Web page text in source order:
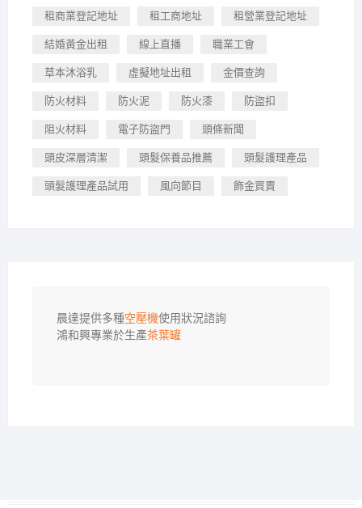
租商業登記地址 租工商地址 租營業登記地址
結婚黃金出租 線上直播 職業工會
草本沐浴乳 虛擬地址出租 金價查詢
防火材料 防火泥 防火漆 防盜扣
阻火材料 電子防盜門 頭條新聞
頭皮深層清潔 頭髮保養品推薦 頭髮護理產品
頭髮護理產品試用 風向節目 飾金買賣
晨達提供多種空壓機使用狀況諮詢
鴻和興專業於生產茶葉罐